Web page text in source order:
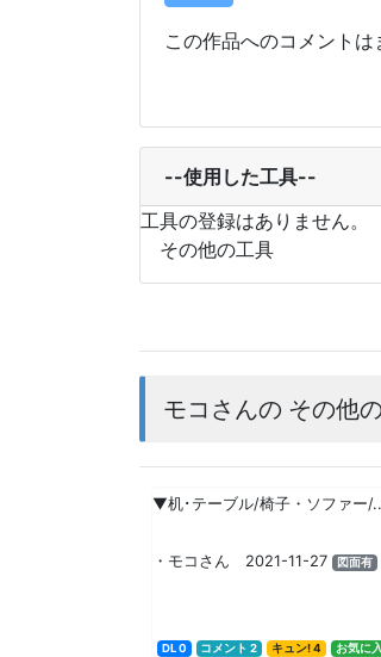
この作品へのコメントは
--使用した工具--
工具の登録はありません。
その他の工具
モコさんの その他
▼机･テーブル/椅子・ソファー/
・モコさん 2021-11-27 図面有
DL 0 コメント 2 キュン! 4 お気に